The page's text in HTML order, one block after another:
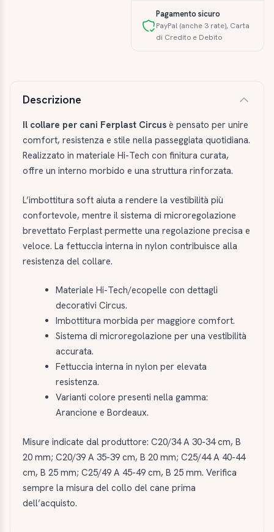
Pagamento sicuro
PayPal (anche 3 rate), Carta
di Credito e Debito
Descrizione
Il collare per cani Ferplast Circus è pensato per unire
comfort, resistenza e stile nella passeggiata quotidiana.
Realizzato in materiale Hi-Tech con finitura curata,
offre un interno morbido e una struttura rinforzata.
L’imbottitura soft aiuta a rendere la vestibilità più
confortevole, mentre il sistema di microregolazione
brevettato Ferplast permette una regolazione precisa e
veloce. La fettuccia interna in nylon contribuisce alla
resistenza del collare.
Materiale Hi-Tech/ecopelle con dettagli
decorativi Circus.
Imbottitura morbida per maggiore comfort.
Sistema di microregolazione per una vestibilità
accurata.
Fettuccia interna in nylon per elevata
resistenza.
Varianti colore presenti nella gamma:
Arancione e Bordeaux.
Misure indicate dal produttore: C20/34 A 30-34 cm, B
20 mm; C20/39 A 35-39 cm, B 20 mm; C25/44 A 40-44
cm, B 25 mm; C25/49 A 45-49 cm, B 25 mm. Verifica
sempre la misura del collo del cane prima
dell’acquisto.